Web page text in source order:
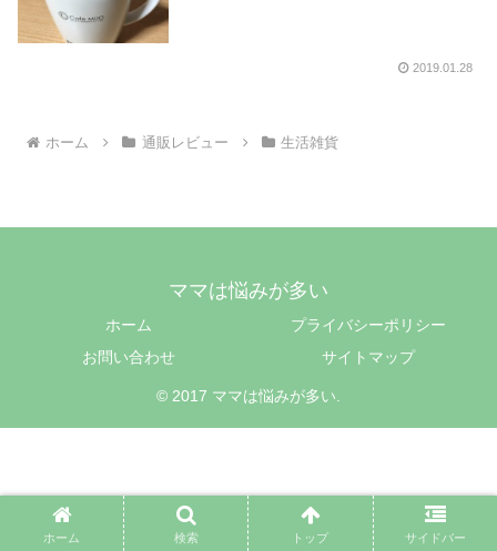
2019.01.28
ホーム 通販レビュー 生活雑貨
ママは悩みが多い
ホーム
プライバシーポリシー
お問い合わせ
サイトマップ
© 2017 ママは悩みが多い.
ホーム 検索 トップ サイドバー